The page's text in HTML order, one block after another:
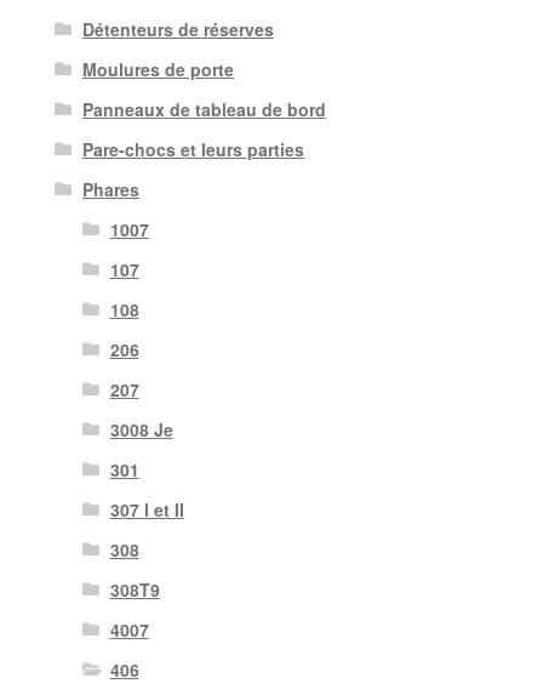
Détenteurs de réserves
Moulures de porte
Panneaux de tableau de bord
Pare-chocs et leurs parties
Phares
1007
107
108
206
207
3008 Je
301
307 I et II
308
308T9
4007
406